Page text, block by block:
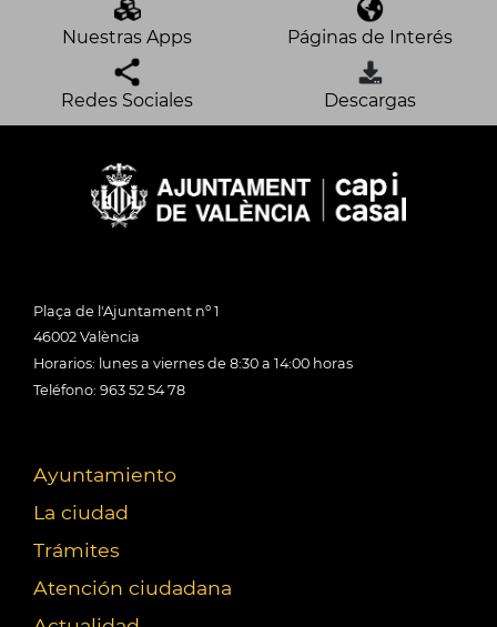
Nuestras Apps Páginas de Interés
Redes Sociales Descargas
Plaça de l'Ajuntament nº 1
46002 València
Horarios: lunes a viernes de 8:30 a 14:00 horas
Teléfono: 963 52 54 78
Ayuntamiento
La ciudad
Trámites
Atención ciudadana